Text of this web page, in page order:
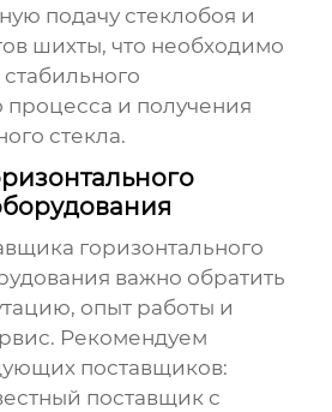
подачу стеклобоя и
шихты, что необходимо
процесса и получения
стекла.
горизонтального
важно обратить
опыт работы и
Рекомендуем
поставщиков:
поставщик с